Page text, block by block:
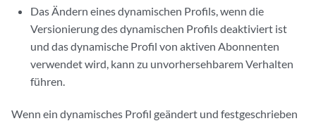
Das Ändern eines dynamischen Profils, wenn die
Versionierung des dynamischen Profils deaktiviert ist
und das dynamische Profil von aktiven Abonnenten
verwendet wird, kann zu unvorhersehbarem Verhalten
führen.
Wenn ein dynamisches Profil geändert und festgeschrieben